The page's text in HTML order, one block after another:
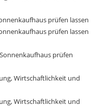
prüfen lassen
prüfen lassen
prüfen
Wirtschaftlichkeit und
Wirtschaftlichkeit und